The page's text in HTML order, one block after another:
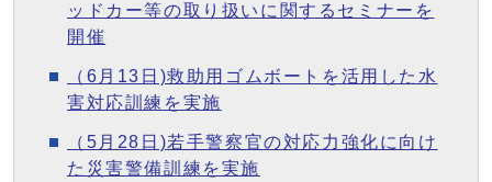
ッドカー等の取り扱いに関するセミナーを
開催
（6月13日)救助用ゴムボートを活用した水
害対応訓練を実施
（5月28日)若手警察官の対応力強化に向け
た災害警備訓練を実施